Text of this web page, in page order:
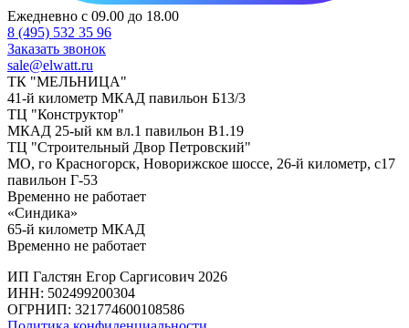
Ежедневно с 09.00 до 18.00
8 (495) 532 35 96
Заказать звонок
sale@elwatt.ru
ТК "МЕЛЬНИЦА"
41-й километр МКАД павильон Б13/3
ТЦ "Конструктор"
МКАД 25-ый км вл.1 павильон В1.19
ТЦ "Строительный Двор Петровский"
МО, го Красногорск, Новорижское шоссе, 26-й километр, с17
павильон Г-53
Временно не работает
«Синдика»
65-й километр МКАД
Временно не работает
ИП Галстян Егор Саргисович 2026
ИНН: 502499200304
ОГРНИП: 321774600108586